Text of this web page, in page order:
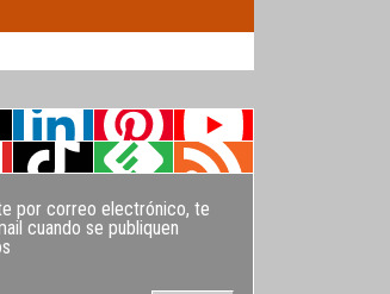
por correo electrónico, te
cuando se publiquen